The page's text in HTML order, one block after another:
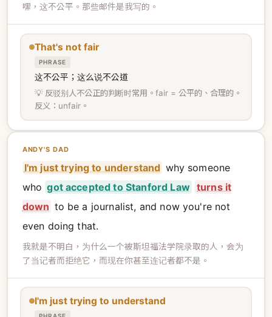
嘿，这不公平。那些邮件是我写的。
That's not fair
PHRASE
这不公平；这么说不公道
💡 反驳别人不公正的判断时常用。fair = 公平的、合理的。
反义：unfair。
ANDY'S DAD
I'm just trying to understand why someone
who got accepted to Stanford Law turns it
down to be a journalist, and now you're not
even doing that.
我就是不明白，为什么一个被斯坦福法学院录取的人，会为
了当记者而拒绝它，而现在你甚至连记者都不是。
I'm just trying to understand